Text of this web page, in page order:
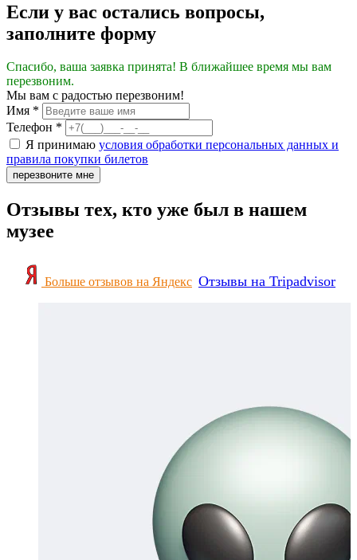
Если у вас остались вопросы,
заполните форму
Спасибо, ваша заявка принята! В ближайшее время мы вам
перезвоним.
Мы вам с радостью перезвоним!
Имя *
Телефон *
Я принимаю условия обработки персональных данных и
правила покупки билетов
перезвоните мне
Отзывы тех, кто уже был в нашем
музее
Больше отзывов на Яндекс Отзывы на Tripadvisor